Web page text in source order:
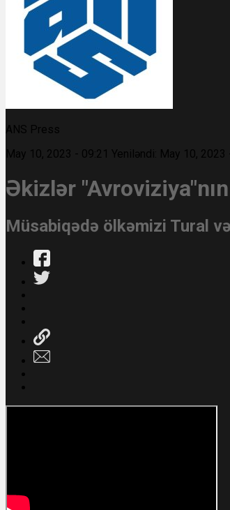
ANS Press
May 10, 2023 - 09:21 Yeniləndi: May 10, 2023
Əkizlər
Müsabiqədə ölkəmizi Tural